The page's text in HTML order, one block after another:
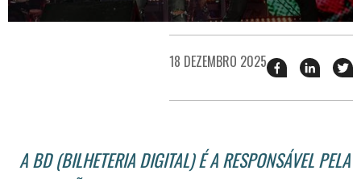
18 DEZEMBRO 2025 Compartilhar
esse
no
esse
no
A BD (BILHETERIA DIGITAL) É A RESPONSÁVEL PELA